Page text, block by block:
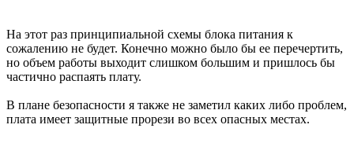
На этот раз принципиальной схемы блока питания к
сожалению не будет. Конечно можно было бы ее перечертить,
но объем работы выходит слишком большим и пришлось бы
частично распаять плату.
В плане безопасности я также не заметил каких либо проблем,
плата имеет защитные прорези во всех опасных местах.